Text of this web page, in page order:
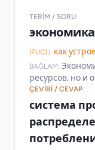
TERIM / SORU
экономика
İPUCU: как
BAĞLAM:
ресурсов, но и
ÇEVIRI / CEVAP
система